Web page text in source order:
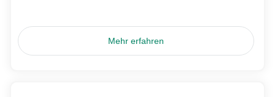
Mehr erfahren